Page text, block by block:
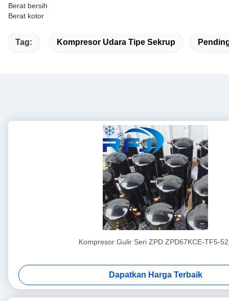
Berat bersih
Berat kotor
Tag: Kompresor Udara Tipe Sekrup
Kompresor Gulir Seri ZPD ZPD67KCE-TF5-
Dapatkan Harga Terbaik